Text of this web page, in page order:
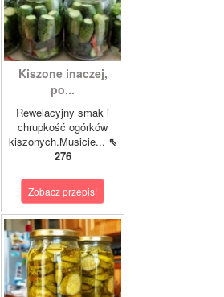
Kiszone inaczej,
po...
Rewelacyjny smak i
chrupkość ogórków
kiszonych.Musicie... ⇖
276
Zobacz przepis!